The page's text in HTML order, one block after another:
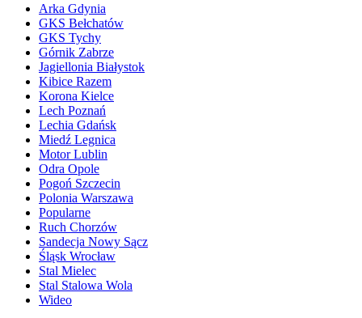
Arka Gdynia
GKS Bełchatów
GKS Tychy
Górnik Zabrze
Jagiellonia Białystok
Kibice Razem
Korona Kielce
Lech Poznań
Lechia Gdańsk
Miedź Legnica
Motor Lublin
Odra Opole
Pogoń Szczecin
Polonia Warszawa
Popularne
Ruch Chorzów
Sandecja Nowy Sącz
Śląsk Wrocław
Stal Mielec
Stal Stalowa Wola
Wideo